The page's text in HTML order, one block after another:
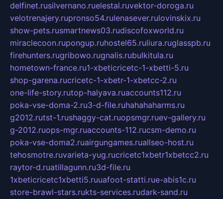
delfinet.rusilvernano.ruelestal.ruvektor-doroga.ru
velotrenajery.rupronso54.rulenasever.rulovinskix.ru
show-pets.rusmartnews03.rudiscofoxworld.ru
miraclecoon.rupongup.ruhostel65.ruliura.ruglasspb.ru
firehunters.rugribowo.rugnalis.rubulkitula.ru
hometown-france.ru1-xbeticricetc-1-xbetti-5.ru
shop-garena.rucricetc-1-xbetr-1-xbetcc-2.ru
one-life-story.rutop-halyava.ruaccounts112.ru
poka-vse-doma-2.ru3-d-file.ruhahahaharms.ru
g2012.rutst-1.rushaggy-cat.ruopsmgr.ruev-gallery.ru
g-2012.ruops-mgr.ruaccounts-112.rucsm-demo.ru
poka-vse-doma2.ruairgungames.ruallseo-host.ru
tehosmotre.ruvarieta-yug.rucricetc1xbetr1xbetcc2.ru
raytor-d.ruatillagunn.ru3d-file.ru
1xbeticricetc1xbetti5.ruuafoot-statti.rue-abis1c.ru
store-brawl-stars.rukts-services.rudark-sand.ru